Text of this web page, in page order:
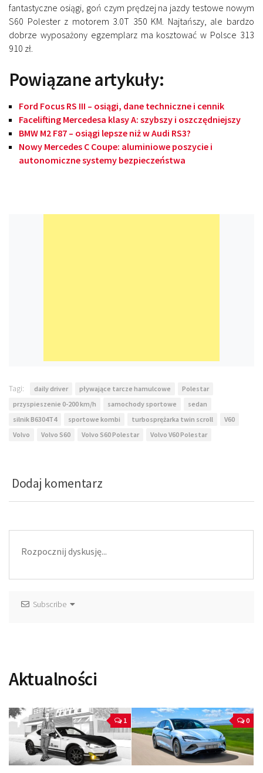
fantastyczne osiągi, goń czym prędzej na jazdy testowe nowym
S60 Polester z motorem 3.0T 350 KM. Najtańszy, ale bardzo
dobrze wyposażony egzemplarz ma kosztować w Polsce 313
910 zł.
Powiązane artykuły:
Ford Focus RS III – osiągi, dane techniczne i cennik
Facelifting Mercedesa klasy A: szybszy i oszczędniejszy
BMW M2 F87 – osiągi lepsze niż w Audi RS3?
Nowy Mercedes C Coupe: aluminiowe poszycie i
autonomiczne systemy bezpieczeństwa
Tagi: daily driver pływające tarcze hamulcowe
Polestar
przyspieszenie 0-200 km/h
samochody sportowe
sedan
silnik B6304T4
sportowe kombi turbosprężarka twin scroll
V60
Volvo
Volvo S60 Volvo S60 Polestar Volvo V60 Polestar
Dodaj komentarz
Subscribe
Aktualności
1 0